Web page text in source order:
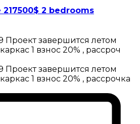
2 bedrooms
Проект завершится летом
1 взнос 20% , рассроч
Проект завершится летом
1 взнос 20% , рассрочка